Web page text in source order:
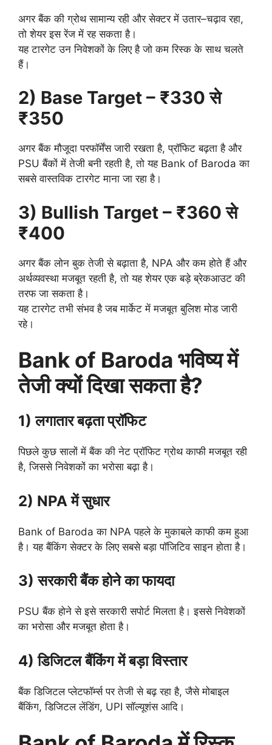
अगर बैंक की ग्रोथ सामान्य रही और सेक्टर में उतार–चढ़ाव रहा,
तो शेयर इस रेंज में रह सकता है।
यह टारगेट उन निवेशकों के लिए है जो कम रिस्क के साथ चलते
हैं।
2) Base Target – ₹330 से
₹350
अगर बैंक मौजूदा परफॉर्मेंस जारी रखता है, प्रॉफिट बढ़ता है और
PSU बैंकों में तेजी बनी रहती है, तो यह Bank of Baroda का
सबसे वास्तविक टारगेट माना जा रहा है।
3) Bullish Target – ₹360 से
₹400
अगर बैंक लोन बुक तेजी से बढ़ाता है, NPA और कम होते हैं और
अर्थव्यवस्था मजबूत रहती है, तो यह शेयर एक बड़े ब्रेकआउट की
तरफ जा सकता है।
यह टारगेट तभी संभव है जब मार्केट में मजबूत बुलिश मोड जारी
रहे।
Bank of Baroda भविष्य में
तेजी क्यों दिखा सकता है?
1) लगातार बढ़ता प्रॉफिट
पिछले कुछ सालों में बैंक की नेट प्रॉफिट ग्रोथ काफी मजबूत रही
है, जिससे निवेशकों का भरोसा बढ़ा है।
2) NPA में सुधार
Bank of Baroda का NPA पहले के मुकाबले काफी कम हुआ
है। यह बैंकिंग सेक्टर के लिए सबसे बड़ा पॉजिटिव साइन होता है।
3) सरकारी बैंक होने का फायदा
PSU बैंक होने से इसे सरकारी सपोर्ट मिलता है। इससे निवेशकों
का भरोसा और मजबूत होता है।
4) डिजिटल बैंकिंग में बड़ा विस्तार
बैंक डिजिटल प्लेटफॉर्म्स पर तेजी से बढ़ रहा है, जैसे मोबाइल
बैंकिंग, डिजिटल लेंडिंग, UPI सॉल्यूशंस आदि।